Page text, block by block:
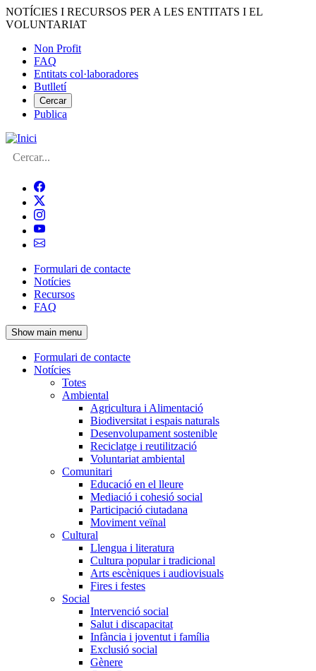
Vés
al
NOTÍCIES I RECURSOS PER A LES ENTITATS I EL
VOLUNTARIAT
Menú
del
compte
d'usuari
Non Profit
FAQ
Entitats col·laboradores
Butlletí
Cercar
Publica
Cerca
Navegació
principal
de
l'encapçalament
Formulari de contacte
Notícies
Recursos
FAQ
Show main menu
Navegació
principal
Formulari de contacte
Notícies
Totes
Ambiental
Agricultura i Alimentació
Biodiversitat i espais naturals
Desenvolupament sostenible
Reciclatge i reutilització
Voluntariat ambiental
Comunitari
Educació en el lleure
Mediació i cohesió social
Participació ciutadana
Moviment veïnal
Cultural
Llengua i literatura
Cultura popular i tradicional
Arts escèniques i audiovisuals
Fires i festes
Social
Intervenció social
Salut i discapacitat
Infància i joventut i família
Exclusió social
Gènere